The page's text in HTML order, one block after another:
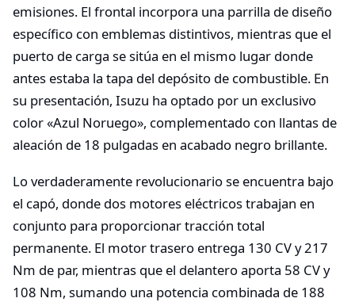
emisiones. El frontal incorpora una parrilla de diseño
específico con emblemas distintivos, mientras que el
puerto de carga se sitúa en el mismo lugar donde
antes estaba la tapa del depósito de combustible. En
su presentación, Isuzu ha optado por un exclusivo
color «Azul Noruego», complementado con llantas de
aleación de 18 pulgadas en acabado negro brillante.
Lo verdaderamente revolucionario se encuentra bajo
el capó, donde dos motores eléctricos trabajan en
conjunto para proporcionar tracción total
permanente. El motor trasero entrega 130 CV y 217
Nm de par, mientras que el delantero aporta 58 CV y
108 Nm, sumando una potencia combinada de 188